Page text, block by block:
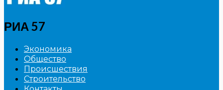
РИА 57
Экономика
Общество
Происшествия
Строительство